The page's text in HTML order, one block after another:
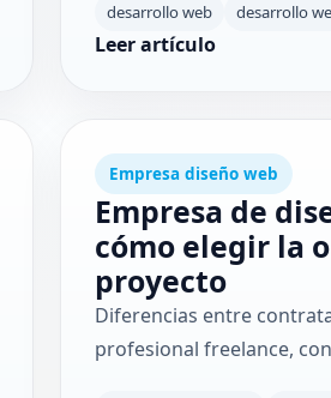
desarrollo web desarrollo
Leer artículo
Empresa diseño web
Empresa de
cómo elegir la
proyecto
Diferencias entre
profesional freelance,